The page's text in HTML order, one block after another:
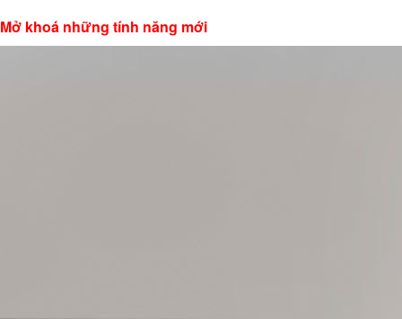
Mở khoá những tính năng mới